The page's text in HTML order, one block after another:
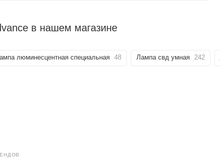
в нашем магазине
люминесцентная специальная 48 Лампа свд умная 242